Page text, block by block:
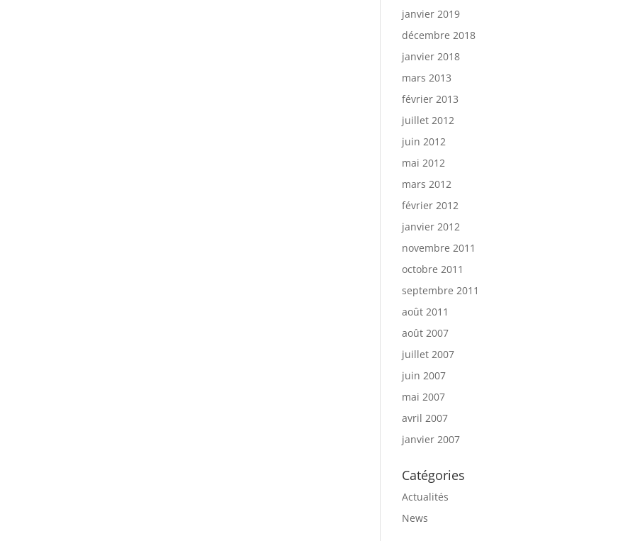
janvier 2019
décembre 2018
janvier 2018
mars 2013
février 2013
juillet 2012
juin 2012
mai 2012
mars 2012
février 2012
janvier 2012
novembre 2011
octobre 2011
septembre 2011
août 2011
août 2007
juillet 2007
juin 2007
mai 2007
avril 2007
janvier 2007
Catégories
Actualités
News